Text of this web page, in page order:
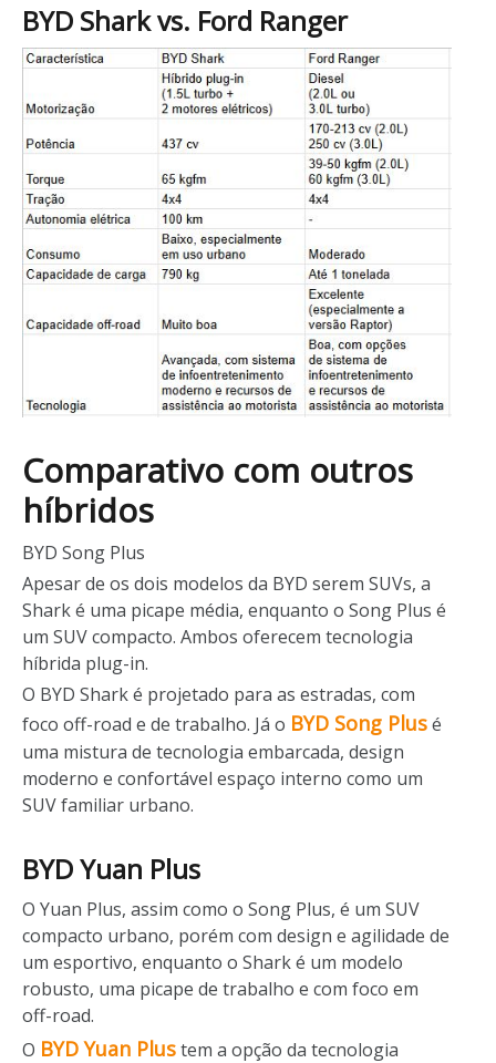
BYD Shark vs. Ford Ranger
Comparativo com outros
híbridos
BYD Song Plus
Apesar de os dois modelos da BYD serem SUVs, a
Shark é uma picape média, enquanto o Song Plus é
um SUV compacto. Ambos oferecem tecnologia
híbrida plug-in.
O BYD Shark é projetado para as estradas, com
foco off-road e de trabalho. Já o BYD Song Plusé
uma mistura de tecnologia embarcada, design
moderno e confortável espaço interno como um
SUV familiar urbano.
BYD Yuan Plus
O Yuan Plus, assim como o Song Plus, é um SUV
compacto urbano, porém com design e agilidade de
um esportivo, enquanto o Shark é um modelo
robusto, uma picape de trabalho e com foco em
off-road.
O BYD Yuan Plustem a opção da tecnologia